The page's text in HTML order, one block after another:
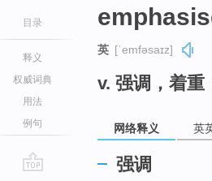
目录
释义
权威词典
用法
例句
英 [ˈemfəsaɪz]
v. 强调，着重
网络释义 英
强调